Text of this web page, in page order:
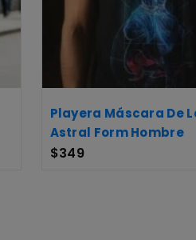
Playera Máscara De
Astral Form Hombre
$349